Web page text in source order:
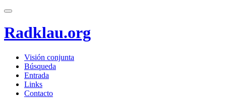
Radklau.org
Visión conjunta
Búsqueda
Entrada
Links
Contacto